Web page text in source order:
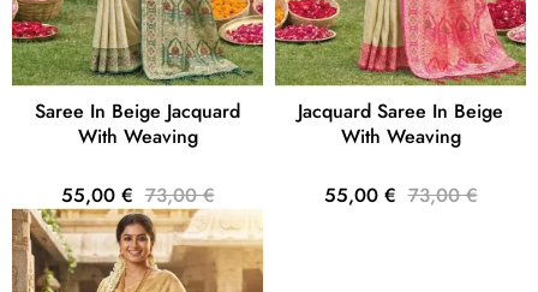
Saree In Beige Jacquard
With Weaving
55,00 € 73,00 €
Jacquard Saree In Beige
With Weaving
55,00 € 73,00 €